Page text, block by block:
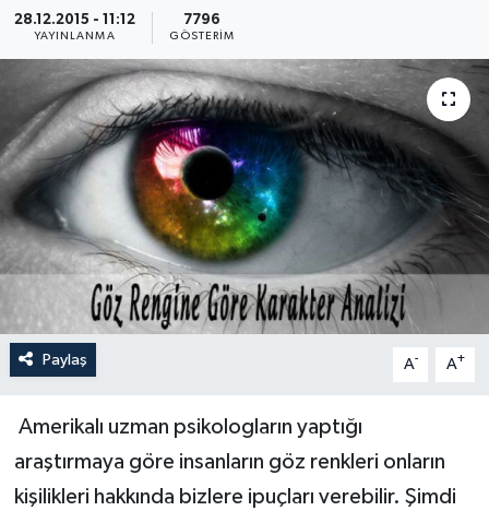
28.12.2015 - 11:12
YAYINLANMA
7796
GÖSTERIM
Paylaş A- A+
Amerikalı uzman psikologların yaptığı
araştırmaya göre insanların göz renkleri onların
kişilikleri hakkında bizlere ipuçları verebilir. Şimdi
Tüm Manşetler
Son Dakika Haberleri
Haber Arşivi